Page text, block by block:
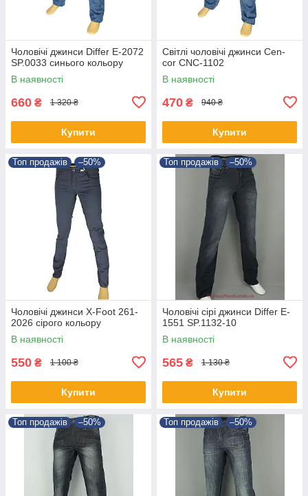
Чоловічі джинси Differ E-2072
SP.0033 синього кольору
В наявності
660 ₴ 1 320 ₴
Купити
Світлі чоловічі джинси Cen-
cor CNC-1102
В наявності
470 ₴ 940 ₴
Купити
Топ продажів –50%
Чоловічі джинси X-Foot 261-
2026 сірого кольору
В наявності
550 ₴ 1 100 ₴
Купити
Топ продажів –50%
Чоловічі сірі джинси Differ E-
1551 SP.1132-10
В наявності
565 ₴ 1 130 ₴
Купити
Топ продажів –50% Топ продажів –50%